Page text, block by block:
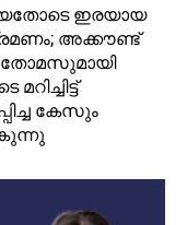
ഇരയായ
അക്കൗണ്ട്‌
തോമസുമായി
കേസും